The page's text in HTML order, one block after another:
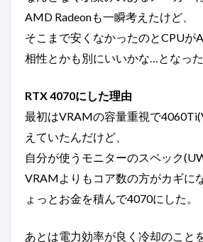
AMD Radeonも一瞬考えたけど、
そこまで安くなかったのとCPUが
相性とかも別にいいかな…となった
RTX 4070にした理由
最初はVRAMの容量重視で
えていたんだけど、
自分が使うモニターのスペック
VRAMよりもコア数の方がカギに
ょっとお金を積んで4070にした。
あとは電力効率が良く冷却のこと